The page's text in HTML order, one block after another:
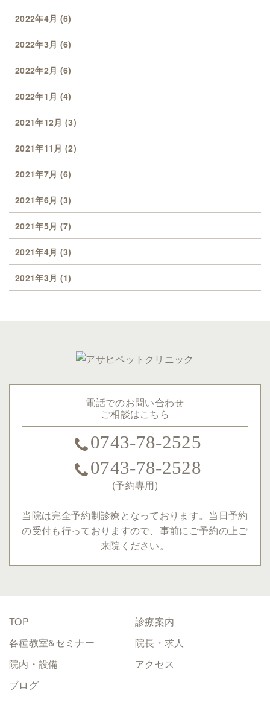
2022年4月 (6)
2022年3月 (6)
2022年2月 (6)
2022年1月 (4)
2021年12月 (3)
2021年11月 (2)
2021年7月 (6)
2021年6月 (3)
2021年5月 (7)
2021年4月 (3)
2021年3月 (1)
電話でのお問い合わせ
ご相談はこちら
0743-78-2525
0743-78-2528
(予約専用)
当院は完全予約制診療となっております。 当日予約
の受付も行っておりますので、事前にご予約の上ご
来院ください。
TOP
診療案内
各種教室&セミナー
院長・求人
院内・設備
アクセス
ブログ